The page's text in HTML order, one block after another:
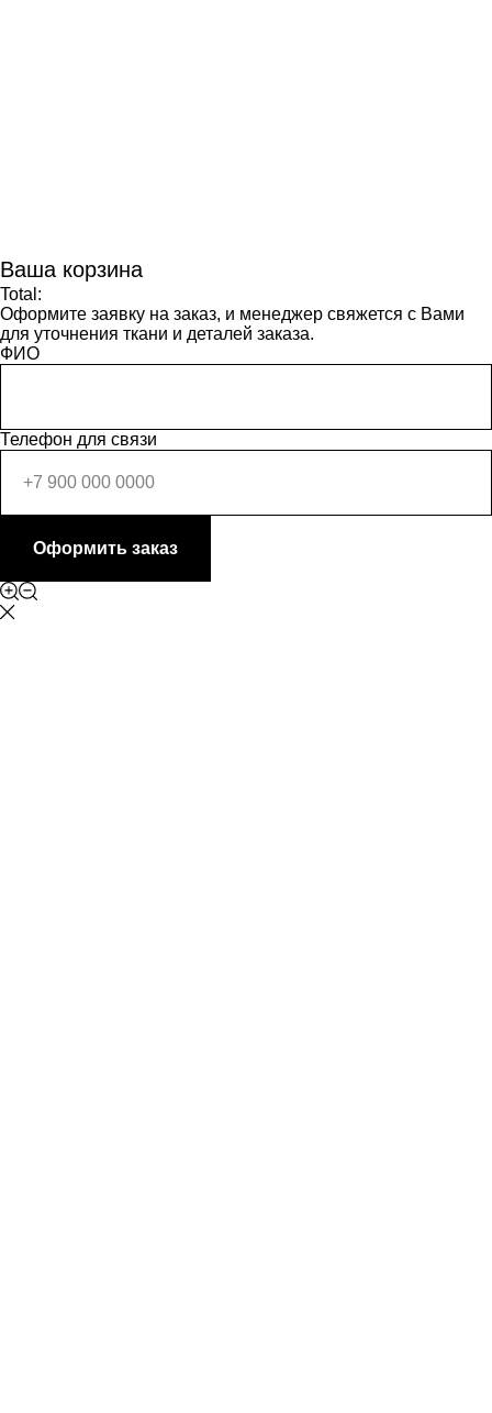
Ваша корзина
Total:
Оформите заявку на заказ, и менеджер свяжется с Вами
для уточнения ткани и деталей заказа.
ФИО
Телефон для связи
Оформить заказ